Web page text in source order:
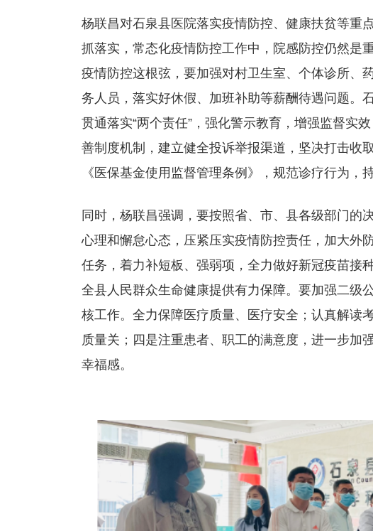
杨联昌对石泉县医院落实疫情防控、健康扶贫等重
抓落实，常态化疫情防控工作中，院感防控仍然是
疫情防控这根弦，要加强对村卫生室、个体诊所、
务人员，落实好休假、加班补助等薪酬待遇问题。
贯通落实“两个责任”，强化警示教育，增强监督实
善制度机制，建立健全投诉举报渠道，坚决打击收
《医保基金使用监督管理条例》，规范诊疗行为，
同时，杨联昌强调，要按照省、市、县各级部门的
心理和懈怠心态，压紧压实疫情防控责任，加大外
任务，着力补短板、强弱项，全力做好新冠疫苗接
全县人民群众生命健康提供有力保障。要加强二级
核工作。全力保障医疗质量、医疗安全；认真解读
质量关；四是注重患者、职工的满意度，进一步加
幸福感。